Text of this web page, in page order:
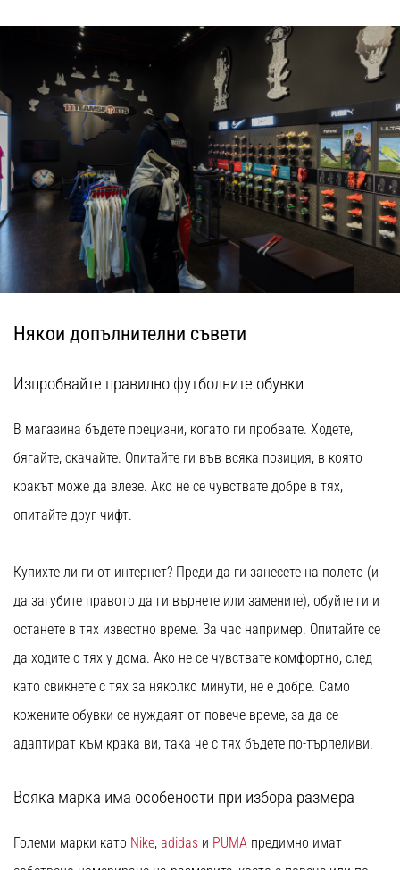
Някои допълнителни съвети
Изпробвайте правилно футболните обувки
В магазина бъдете прецизни, когато ги пробвате. Ходете,
бягайте, скачайте. Опитайте ги във всяка позиция, в която
кракът може да влезе. Ако не се чувствате добре в тях,
опитайте друг чифт.
Купихте ли ги от интернет? Преди да ги занесете на полето (и
да загубите правото да ги върнете или замените), обуйте ги и
останете в тях известно време. За час например. Опитайте се
да ходите с тях у дома. Ако не се чувствате комфортно, след
като свикнете с тях за няколко минути, не е добре. Само
кожените обувки се нуждаят от повече време, за да се
адаптират към крака ви, така че с тях бъдете по-търпеливи.
Всяка марка има особености при избора размера
Големи марки като Nike, adidas и PUMA предимно имат